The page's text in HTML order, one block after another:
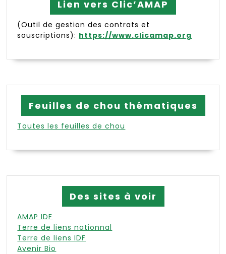
Lien vers Clic’AMAP
(Outil de gestion des contrats et
souscriptions): https://www.clicamap.org
Feuilles de chou thématiques
Toutes les feuilles de chou
Des sites à voir
AMAP IDF
Terre de liens nationnal
Terre de liens IDF
Avenir Bio